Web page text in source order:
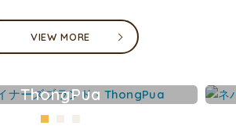
VIEW MORE
ThongPua